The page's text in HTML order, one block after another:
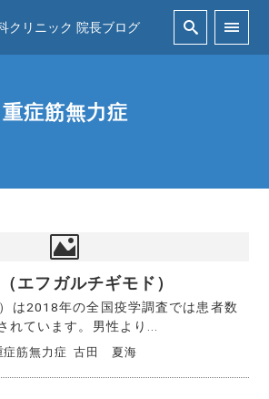
クリニック 院長ブログ
重症筋無力症
エフガルチギモド）
は2018年の全国疫学調査では患者数
れています。男性より...
症筋無力症 古田 夏海